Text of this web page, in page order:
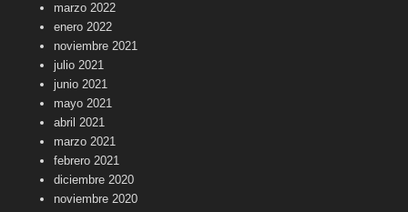
marzo 2022
enero 2022
noviembre 2021
julio 2021
junio 2021
mayo 2021
abril 2021
marzo 2021
febrero 2021
diciembre 2020
noviembre 2020